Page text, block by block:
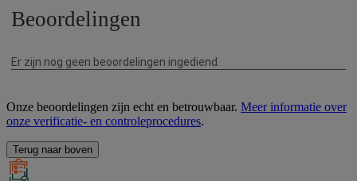
Onze beoordelingen zijn echt en betrouwbaar. Meer informatie over
onze verificatie- en controleprocedures.
Terug naar boven